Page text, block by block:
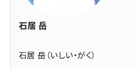
石居 岳
石居 岳（いしい・がく）